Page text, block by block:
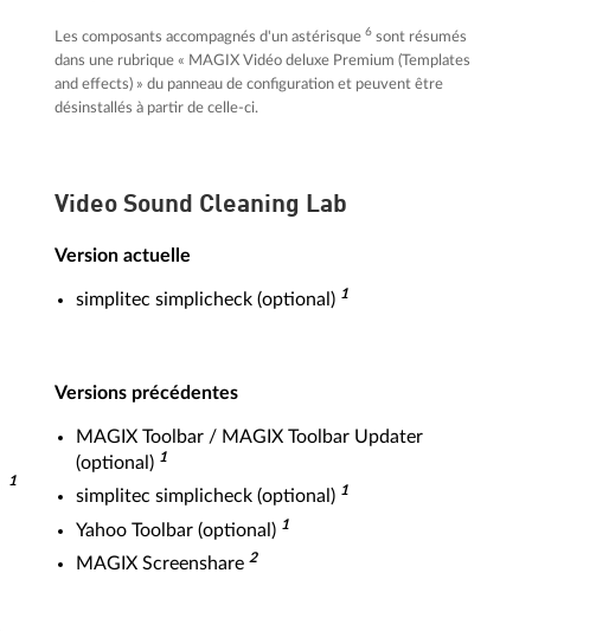
Les composants accompagnés d'un astérisque 6 sont résumés
dans une rubrique « MAGIX Vidéo deluxe Premium (Templates
and effects) » du panneau de configuration et peuvent être
désinstallés à partir de celle-ci.
1
Video Sound Cleaning Lab
Version actuelle
simplitec simplicheck (optional) 1
Versions précédentes
MAGIX Toolbar / MAGIX Toolbar Updater
(optional) 1
simplitec simplicheck (optional) 1
Yahoo Toolbar (optional) 1
MAGIX Screenshare 2